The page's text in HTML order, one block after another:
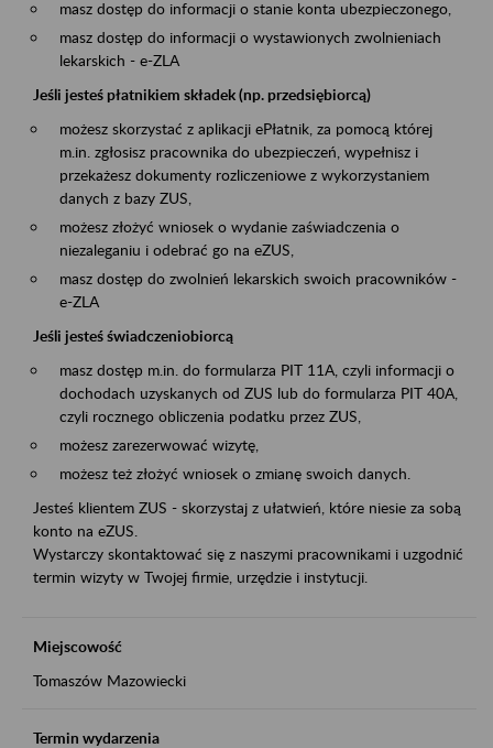
masz dostęp do informacji o stanie konta ubezpieczonego,
masz dostęp do informacji o wystawionych zwolnieniach
lekarskich - e-ZLA
Jeśli jesteś płatnikiem składek (np. przedsiębiorcą)
możesz skorzystać z aplikacji ePłatnik, za pomocą której
m.in. zgłosisz pracownika do ubezpieczeń, wypełnisz i
przekażesz dokumenty rozliczeniowe z wykorzystaniem
danych z bazy ZUS,
możesz złożyć wniosek o wydanie zaświadczenia o
niezaleganiu i odebrać go na eZUS,
masz dostęp do zwolnień lekarskich swoich pracowników -
e-ZLA
Jeśli jesteś świadczeniobiorcą
masz dostęp m.in. do formularza PIT 11A, czyli informacji o
dochodach uzyskanych od ZUS lub do formularza PIT 40A,
czyli rocznego obliczenia podatku przez ZUS,
możesz zarezerwować wizytę,
możesz też złożyć wniosek o zmianę swoich danych.
Jesteś klientem ZUS - skorzystaj z ułatwień, które niesie za sobą
konto na eZUS.
Wystarczy skontaktować się z naszymi pracownikami i uzgodnić
termin wizyty w Twojej firmie, urzędzie i instytucji.
Miejscowość
Tomaszów Mazowiecki
Termin wydarzenia